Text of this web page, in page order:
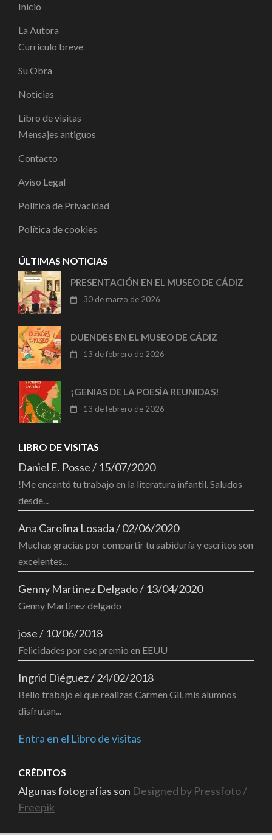
Inicio
La Autora
Currículo breve
Su Obra
Noticias
Libro de visitas
Mensajes antiguos
Contacto
Aviso Legal
Política de Privacidad
Política de cookies
ÚLTIMAS NOTICIAS
PRESENTACIÓN EN EL MUSEO DE CÁDIZ
30 de marzo de 2026
DUENDES EN EL MUSEO DE CÁDIZ
13 de febrero de 2026
¡GENIAS DE LA POESÍA REUNIDAS!
13 de febrero de 2026
LIBRO DE VISITAS
Daniel E. Posse/ 15/07/2020
!Me encantó tu trabajo en la literatura infantil. Saludos
desde...
Ana Carolina Losada/02/06/2020
Muchas gracias por compartir tu sabiduría y escritos son
excelentes...
Genny Martinez Delgado/ 13/04/2020
Genny Martinez delgado
jose/ 10/06/2018
Felicidades por ese premio en EEUU
Ingrid Diéguez/24/02/2018
Bello trabajo el que realizas Carmen Gil, mis alumnos
disfrutan...
Entra en el Libro de visitas
CRÉDITOS
Algunas fotografías son Designed by Pressfoto /
Freepik